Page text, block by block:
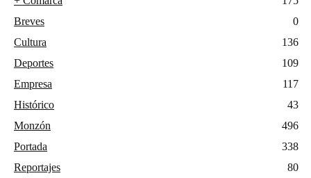
Breves
0
Cultura
136
Deportes
109
Empresa
117
Histórico
43
Monzón
496
Portada
338
Reportajes
80